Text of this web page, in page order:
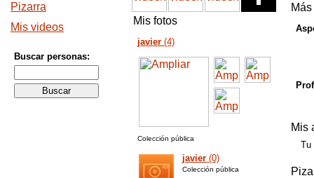
Pizarra
Mis videos
Buscar personas:
Mis fotos
javier (4)
Colección pública
javier (0)
Colección pública
Mis
Tu